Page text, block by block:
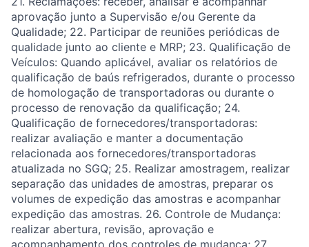
aprovação junto a Supervisão e/ou Gerente da
Qualidade; 22. Participar de reuniões periódicas de
qualidade junto ao cliente e MRP; 23. Qualificação de
Veículos: Quando aplicável, avaliar os relatórios de
qualificação de baús refrigerados, durante o processo
de homologação de transportadoras ou durante o
processo de renovação da qualificação; 24.
Qualificação de fornecedores/transportadoras:
realizar avaliação e manter a documentação
relacionada aos fornecedores/transportadoras
atualizada no SGQ; 25. Realizar amostragem, realizar
separação das unidades de amostras, preparar os
volumes de expedição das amostras e acompanhar
expedição das amostras. 26. Controle de Mudança:
realizar abertura, revisão, aprovação e
acompanhamento dos controles de mudança; 27.